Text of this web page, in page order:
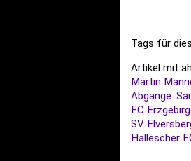
Tags für
Artikel mit
Martin
Abgänge:
FC
SV
Hallescher